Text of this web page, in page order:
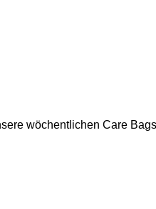
wöchentlichen Care